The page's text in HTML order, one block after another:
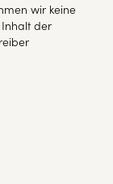
wir keine
der